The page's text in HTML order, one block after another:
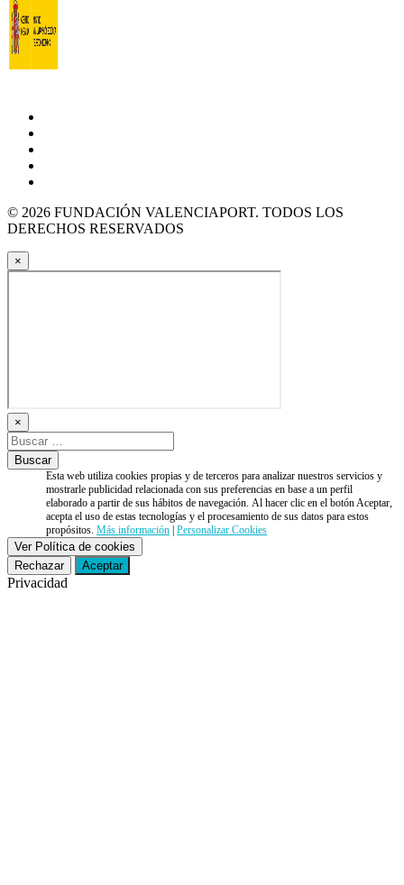
© 2026 FUNDACIÓN VALENCIAPORT. TODOS LOS
DERECHOS RESERVADOS
×
×
Esta web utiliza cookies propias y de terceros para analizar nuestros servicios y
mostrarle publicidad relacionada con sus preferencias en base a un perfil
elaborado a partir de sus hábitos de navegación. Al hacer clic en el botón Aceptar,
acepta el uso de estas tecnologías y el procesamiento de sus datos para estos
propósitos.Más información |Personalizar Cookies
Ver Política de cookies
Rechazar
Aceptar
Privacidad